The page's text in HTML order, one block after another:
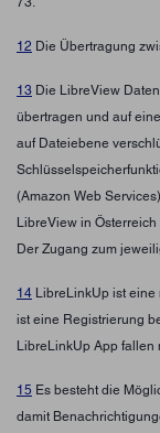
12 Die Übertragung
13 Die LibreView
übertragen und auf
auf Dateiebene
(Amazon Web
LibreView in
Der Zugang zum
14 LibreLinkUp ist
ist eine Registrierung
LibreLinkUp App
15 Es besteht die
damit